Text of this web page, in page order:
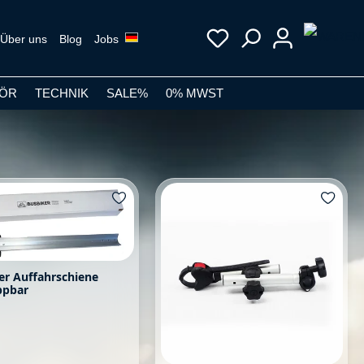
Über uns Blog Jobs
TECHNIK SALE% 0% MWST
Auffahrschiene